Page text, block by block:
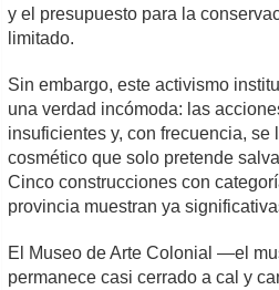
y el presupuesto para la
limitado.
Sin embargo, este activismo
una verdad incómoda: las
insuficientes y, con frecuencia, se
cosmético que solo pretende
Cinco construcciones con
provincia muestran ya
El Museo de Arte Colonial —el
permanece casi cerrado a cal y